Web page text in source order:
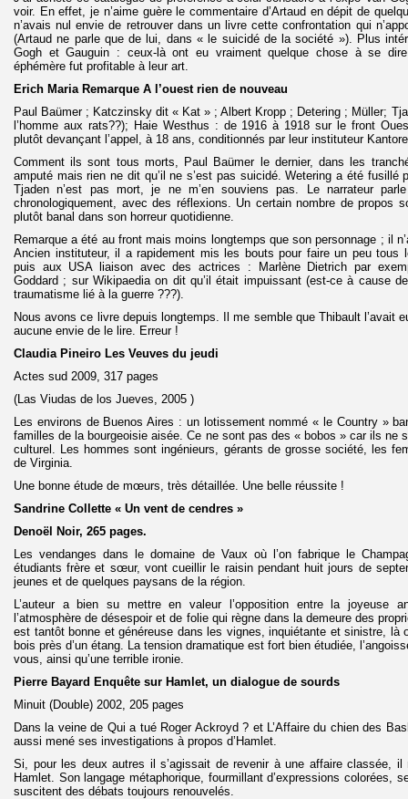
voir. En effet, je n’aime guère le commentaire d’Artaud en dépit de
n’avais nul envie de retrouver dans un livre cette confrontation qui
(Artaud ne parle que de lui, dans « le suicidé de la société »). Plus
Gogh et Gauguin : ceux-là ont eu vraiment quelque chose à se
éphémère fut profitable à leur art.
Erich Maria Remarque A l’ouest rien de nouveau
Paul Baümer ; Katczinsky dit « Kat » ; Albert Kropp ; Detering ; Müller;
l’homme aux rats??); Haie Westhus : de 1916 à 1918 sur le front
plutôt devançant l’appel, à 18 ans, conditionnés par leur instituteur
Comment ils sont tous morts, Paul Baümer le dernier, dans les
amputé mais rien ne dit qu’il ne s’est pas suicidé. Wetering a été fusillé
Tjaden n’est pas mort, je ne m’en souviens pas. Le narrateur
chronologiquement, avec des réflexions. Un certain nombre de propos
plutôt banal dans son horreur quotidienne.
Remarque a été au front mais moins longtemps que son personnage ; il
Ancien instituteur, il a rapidement mis les bouts pour faire un peu tous
puis aux USA liaison avec des actrices : Marlène Dietrich par
Goddard ; sur Wikipaedia on dit qu’il était impuissant (est-ce à cause
traumatisme lié à la guerre ???).
Nous avons ce livre depuis longtemps. Il me semble que Thibault l’avait
aucune envie de le lire. Erreur !
Claudia Pineiro Les Veuves du jeudi
Actes sud 2009, 317 pages
(Las Viudas de los Jueves, 2005 )
Les environs de Buenos Aires : un lotissement nommé « le Country »
familles de la bourgeoisie aisée. Ce ne sont pas des « bobos » car ils ne
culturel. Les hommes sont ingénieurs, gérants de grosse société, les
de Virginia.
Une bonne étude de mœurs, très détaillée. Une belle réussite !
Sandrine Collette « Un vent de cendres »
Denoël Noir, 265 pages.
Les vendanges dans le domaine de Vaux où l’on fabrique le
étudiants frère et sœur, vont cueillir le raisin pendant huit jours de
jeunes et de quelques paysans de la région.
L’auteur a bien su mettre en valeur l’opposition entre la joyeuse
l’atmosphère de désespoir et de folie qui règne dans la demeure des
est tantôt bonne et généreuse dans les vignes, inquiétante et sinistre, là
bois près d’un étang. La tension dramatique est fort bien étudiée,
vous, ainsi qu’une terrible ironie.
Pierre Bayard Enquête sur Hamlet, un dialogue de sourds
Minuit (Double) 2002, 205 pages
Dans la veine de Qui a tué Roger Ackroyd ? et L’Affaire du chien des
aussi mené ses investigations à propos d’Hamlet.
Si, pour les deux autres il s’agissait de revenir à une affaire classée, il
Hamlet. Son langage métaphorique, fourmillant d’expressions colorées,
suscitent des débats toujours renouvelés.